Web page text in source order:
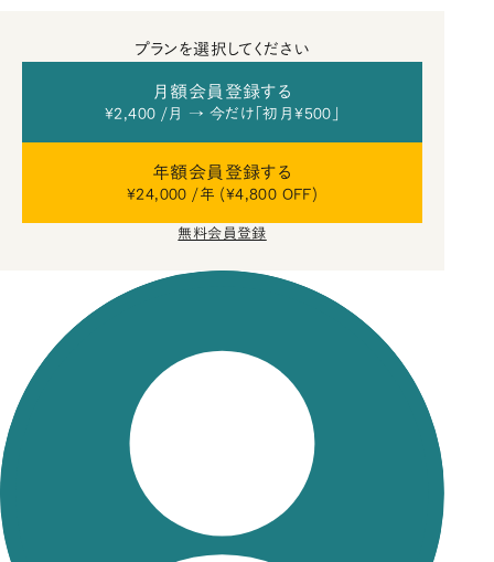
プランを選択してください
月額会員登録する
¥2,400 /月 → 今だけ「初月¥500」
年額会員登録する
¥24,000 /年 (¥4,800 OFF)
無料会員登録